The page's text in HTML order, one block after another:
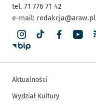
tel. 71 776 71 42
e-mail: redakcja@araw.pl
Aktualności
Wydział Kultury